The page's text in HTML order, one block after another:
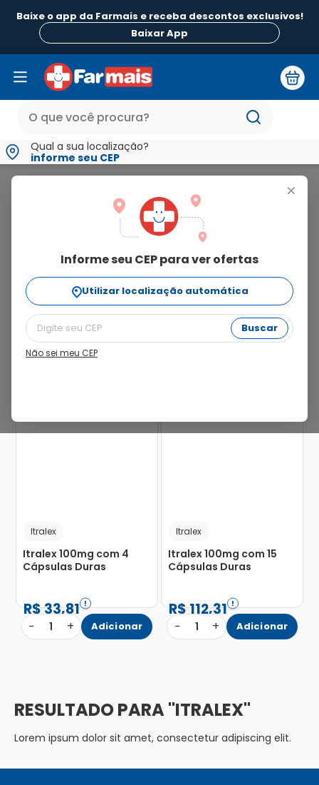
Baixe o app da Farmais e receba descontos exclusivos!
Baixar App
Qual a sua localização?
informe seu CEP
+
Informe seu CEP para ver ofertas
Utilizar localização automática
Buscar
Não sei meu CEP
Ordenar Por
relevância
33%
Itralex
Itralex 100mg com 4
Cápsulas Duras
R$33,81
− 1 + Adicionar
Itralex
Itralex 100mg com 15
Cápsulas Duras
R$112,31
− 1 + Adicionar
ITRALEX
Lorem ipsum dolor sit amet, consectetur adipiscing elit.